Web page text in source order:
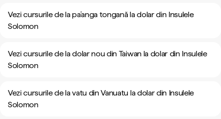
Vezi cursurile de la pa’anga tongană la dolar din Insulele
Solomon
Vezi cursurile de la dolar nou din Taiwan la dolar din Insulele
Solomon
Vezi cursurile de la vatu din Vanuatu la dolar din Insulele
Solomon